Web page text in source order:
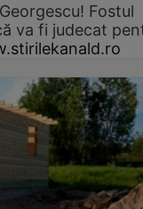
Fostul
va fi judecat